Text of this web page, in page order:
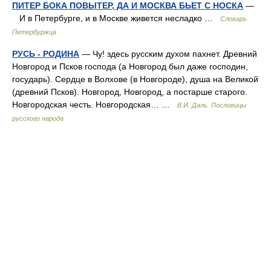
ПИТЕР БОКА ПОВЫТЕР, ДА И МОСКВА БЬЕТ С НОСКА —
И в Петербурге, и в Москве живется несладко …
Словарь
Петербуржца
РУСЬ - РОДИНА — Чу! здесь русским духом пахнет. Древний
Новгород и Псков господа (а Новгород был даже господин,
государь). Сердце в Волхове (в Новгороде), душа на Великой
(древний Псков). Новгород, Новгород, а постарше старого.
Новгородская честь. Новгородская… …
В.И. Даль. Пословицы
русского народа